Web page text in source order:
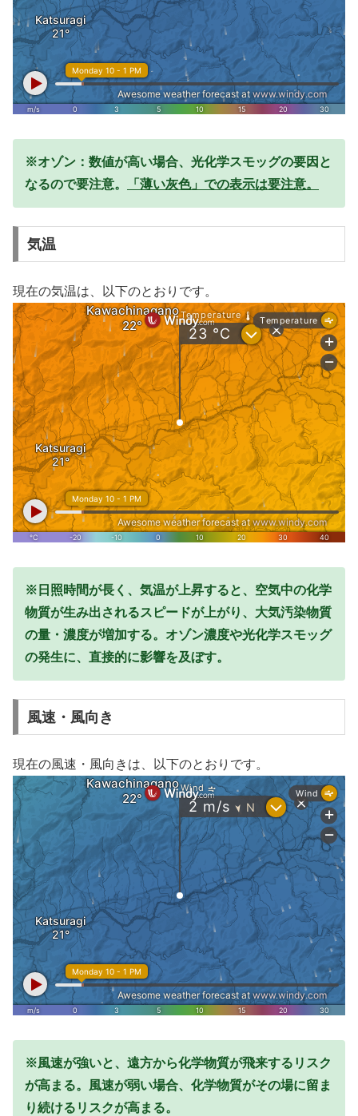
※オゾン：数値が高い場合、光化学スモッグの要因と
なるので要注意。
「薄い灰色」での表示は要注意。
気温
現在の気温は、以下のとおりです。
※日照時間が長く、気温が上昇すると、空気中の化学
物質が生み出されるスピードが上がり、大気汚染物質
の量・濃度が増加する。オゾン濃度や光化学スモッグ
の発生に、直接的に影響を及ぼす。
風速・風向き
現在の風速・風向きは、以下のとおりです。
※風速が強いと、遠方から化学物質が飛来するリスク
が高まる。風速が弱い場合、化学物質がその場に留ま
り続けるリスクが高まる。